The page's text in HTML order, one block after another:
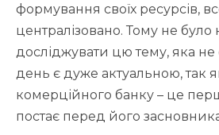
формування своїх ресурсів,
централізовано. Тому не було
досліджувати цю тему, яка не
день є дуже актуальною, так
комерційного банку – це
постає перед його